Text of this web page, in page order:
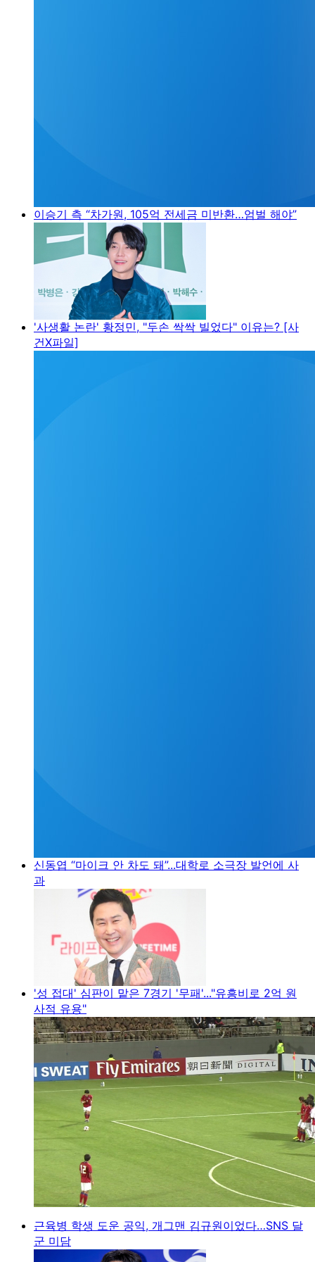
이승기 측 “차가원, 105억 전세금 미반환…엄벌 해야”
'사생활 논란' 황정민, "두손 싹싹 빌었다" 이유는? [사
건X파일]
신동엽 “마이크 안 차도 돼”...대학로 소극장 발언에 사
과
'성 접대' 심판이 맡은 7경기 '무패'..."유흥비로 2억 원
사적 유용"
근육병 학생 도운 공익, 개그맨 김규원이었다…SNS 달
군 미담